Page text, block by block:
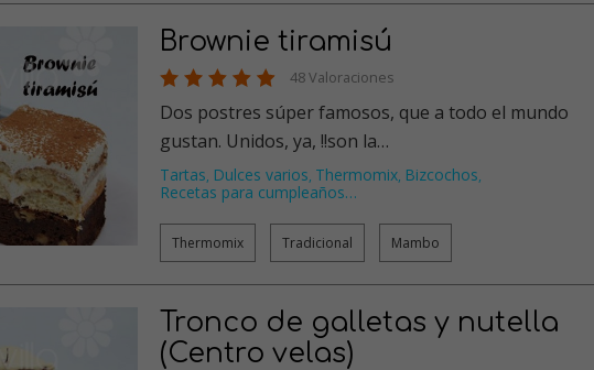
Brownie tiramisú
48 Valoraciones
Dos postres súper famosos, que a todo el mundo
gustan. Unidos, ya, !!son la…
Tartas, Dulces varios, Thermomix, Bizcochos,
Recetas para cumpleaños…
Thermomix Tradicional Mambo
Tronco de galletas y nutella
(Centro velas)